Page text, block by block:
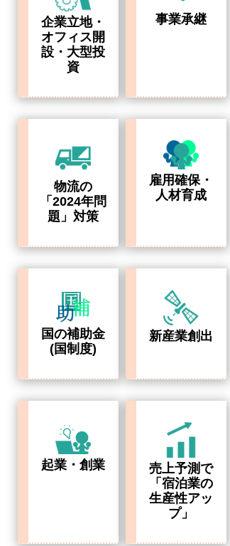
企業立地・
オフィス開
設・大型投
資
事業承継
物流の
「2024年問
題」対策
雇用確保・
人材育成
国の補助金
(国制度)
新産業創出
起業・創業
売上予測で
「宿泊業の
生産性アッ
プ」